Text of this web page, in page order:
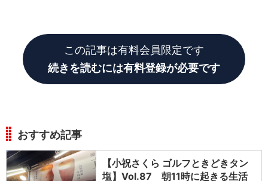
この記事は有料会員限定です
続きを読むには有料登録が必要です
おすすめ記事
【小祝さくら ゴルフときどきタン
塩】Vol.87 朝11時に起きる生活